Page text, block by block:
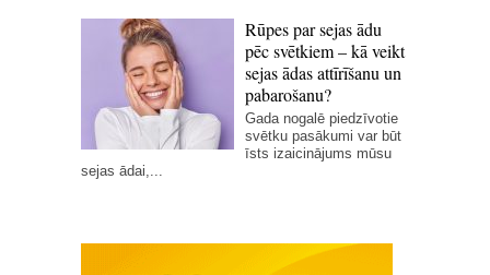
Rūpes par sejas ādu
pēc svētkiem – kā veikt
sejas ādas attīrīšanu un
pabarošanu?
Gada nogalē piedzīvotie
svētku pasākumi var būt
īsts izaicinājums mūsu
sejas ādai,...